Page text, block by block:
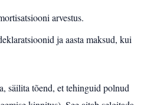
arvestus.
ja aasta maksud, kui
säilita tõend, et tehinguid polnud